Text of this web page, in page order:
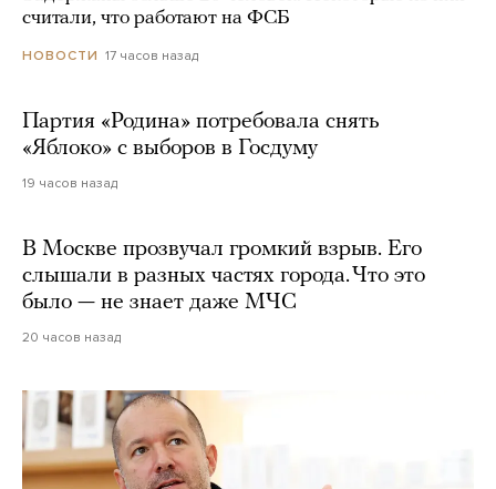
считали, что работают на ФСБ
НОВОСТИ 17 часов назад
Партия «Родина» потребовала снять
«Яблоко» с выборов в Госдуму
19 часов назад
В Москве прозвучал громкий взрыв. Его
слышали в разных частях города. Что это
было — не знает даже МЧС
20 часов назад